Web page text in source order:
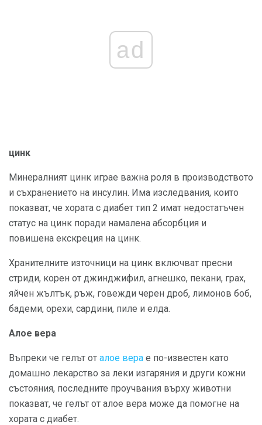
ad
цинк
Минералният цинк играе важна роля в производството
и съхранението на инсулин. Има изследвания, които
показват, че хората с диабет тип 2 имат недостатъчен
статус на цинк поради намалена абсорбция и
повишена екскреция на цинк.
Хранителните източници на цинк включват пресни
стриди, корен от джинджифил, агнешко, пекани, грах,
яйчен жълтък, ръж, говежди черен дроб, лимонов боб,
бадеми, орехи, сардини, пиле и елда.
Алое вера
Въпреки че гелът от алое вера е по-известен като
домашно лекарство за леки изгаряния и други кожни
състояния, последните проучвания върху животни
показват, че гелът от алое вера може да помогне на
хората с диабет.